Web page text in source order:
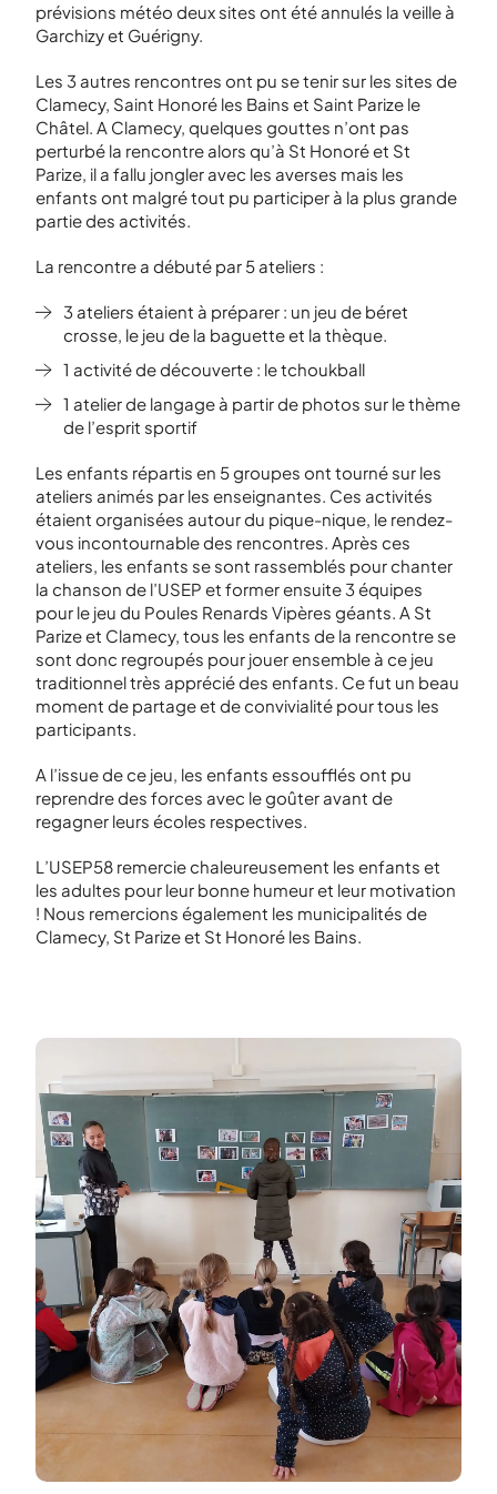
prévisions météo deux sites ont été annulés la veille à
Garchizy et Guérigny.
Les 3 autres rencontres ont pu se tenir sur les sites de
Clamecy, Saint Honoré les Bains et Saint Parize le
Châtel. A Clamecy, quelques gouttes n’ont pas
perturbé la rencontre alors qu’à St Honoré et St
Parize, il a fallu jongler avec les averses mais les
enfants ont malgré tout pu participer à la plus grande
partie des activités.
La rencontre a débuté par 5 ateliers :
3 ateliers étaient à préparer : un jeu de béret
crosse, le jeu de la baguette et la thèque.
1 activité de découverte : le tchoukball
1 atelier de langage à partir de photos sur le thème
de l’esprit sportif
Les enfants répartis en 5 groupes ont tourné sur les
ateliers animés par les enseignantes. Ces activités
étaient organisées autour du pique-nique, le rendez-
vous incontournable des rencontres. Après ces
ateliers, les enfants se sont rassemblés pour chanter
la chanson de l’USEP et former ensuite 3 équipes
pour le jeu du Poules Renards Vipères géants. A St
Parize et Clamecy, tous les enfants de la rencontre se
sont donc regroupés pour jouer ensemble à ce jeu
traditionnel très apprécié des enfants. Ce fut un beau
moment de partage et de convivialité pour tous les
participants.
A l’issue de ce jeu, les enfants essoufflés ont pu
reprendre des forces avec le goûter avant de
regagner leurs écoles respectives.
L’USEP58 remercie chaleureusement les enfants et
les adultes pour leur bonne humeur et leur motivation
! Nous remercions également les municipalités de
Clamecy, St Parize et St Honoré les Bains.